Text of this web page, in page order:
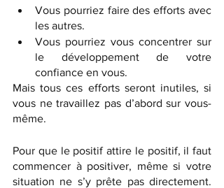
Vous pourriez faire des efforts avec
les autres.
Vous pourriez vous concentrer sur
le développement de votre
confiance en vous.
Mais tous ces efforts seront inutiles, si
vous ne travaillez pas d’abord sur vous-
même.
Pour que le positif attire le positif, il faut
commencer à positiver, même si votre
situation ne s’y prête pas directement.